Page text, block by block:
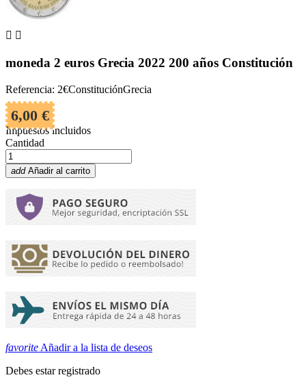
 
moneda 2 euros Grecia 2022 200 años Constitución
Referencia: 2€ConstituciónGrecia
6,00 €
Impuestos incluidos
Cantidad
add Añadir al carrito
favorite Añadir a la lista de deseos
Debes estar registrado